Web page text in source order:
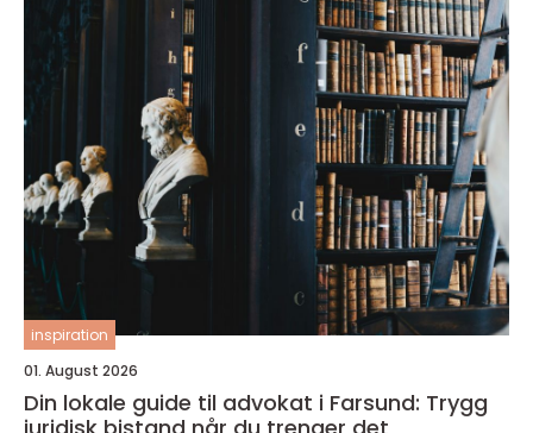
inspiration
01. August 2026
Din lokale guide til advokat i Farsund: Trygg